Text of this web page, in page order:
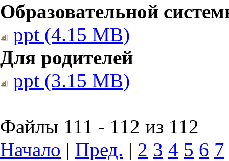
Образовательной
ppt (4.15 MB)
Для родителей
ppt (3.15 MB)
Файлы 111 - 112 из 112
Начало | Пред. | 2 3 4 5 6 7